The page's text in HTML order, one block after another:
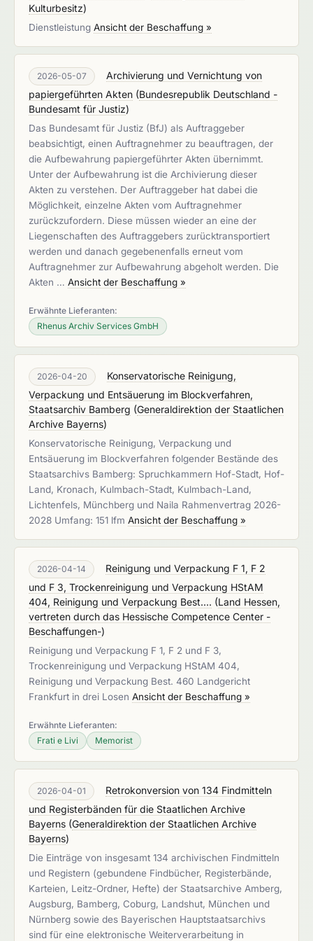
Kulturbesitz)
Dienstleistung Ansicht der Beschaffung »
2026-05-07
Archivierung und Vernichtung von
papiergeführten Akten (Bundesrepublik Deutschland -
Bundesamt für Justiz)
Das Bundesamt für Justiz (BfJ) als Auftraggeber
beabsichtigt, einen Auftragnehmer zu beauftragen, der
die Aufbewahrung papiergeführter Akten übernimmt.
Unter der Aufbewahrung ist die Archivierung dieser
Akten zu verstehen. Der Auftraggeber hat dabei die
Möglichkeit, einzelne Akten vom Auftragnehmer
zurückzufordern. Diese müssen wieder an eine der
Liegenschaften des Auftraggebers zurücktransportiert
werden und danach gegebenenfalls erneut vom
Auftragnehmer zur Aufbewahrung abgeholt werden. Die
Akten … Ansicht der Beschaffung »
Erwähnte Lieferanten:
Rhenus Archiv Services GmbH
2026-04-20
Konservatorische Reinigung,
Verpackung und Entsäuerung im Blockverfahren,
Staatsarchiv Bamberg (Generaldirektion der Staatlichen
Archive Bayerns)
Konservatorische Reinigung, Verpackung und
Entsäuerung im Blockverfahren folgender Bestände des
Staatsarchivs Bamberg: Spruchkammern Hof-Stadt, Hof-
Land, Kronach, Kulmbach-Stadt, Kulmbach-Land,
Lichtenfels, Münchberg und Naila Rahmenvertrag 2026-
2028 Umfang: 151 lfm Ansicht der Beschaffung »
2026-04-14
Reinigung und Verpackung F 1, F 2
und F 3, Trockenreinigung und Verpackung HStAM
404, Reinigung und Verpackung Best.... (Land Hessen,
vertreten durch das Hessische Competence Center -
Beschaffungen-)
Reinigung und Verpackung F 1, F 2 und F 3,
Trockenreinigung und Verpackung HStAM 404,
Reinigung und Verpackung Best. 460 Landgericht
Frankfurt in drei Losen Ansicht der Beschaffung »
Erwähnte Lieferanten:
Frati e Livi
Memorist
2026-04-01
Retrokonversion von 134 Findmitteln
und Registerbänden für die Staatlichen Archive
Bayerns (Generaldirektion der Staatlichen Archive
Bayerns)
Die Einträge von insgesamt 134 archivischen Findmitteln
und Registern (gebundene Findbücher, Registerbände,
Karteien, Leitz-Ordner, Hefte) der Staatsarchive Amberg,
Augsburg, Bamberg, Coburg, Landshut, München und
Nürnberg sowie des Bayerischen Hauptstaatsarchivs
sind für eine elektronische Weiterverarbeitung in